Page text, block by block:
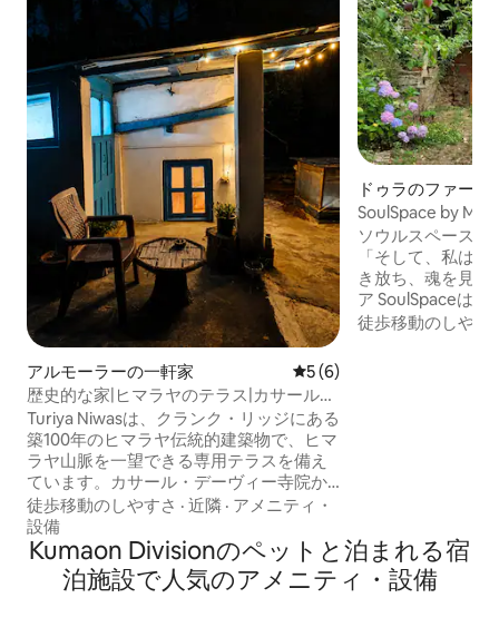
アルモーラーの一軒家 レビュー6件、5つ星中5つ
5 (6)
歴史的な家|ヒマラヤのテラス|カサール・
デヴィ
Turiya Niwasは、クランク・リッジにある
築100年のヒマラヤ伝統的建築物で、ヒマ
ラヤ山脈を一望できる専用テラスを備え
ています。カサール・デーヴィー寺院か
らわずか10分、幹線道路から1分の場所に
あります。かつてはシュニャタ・ババが
住んでおり、シュニャタ・ババはこの家
に「トゥリヤ」という名前を付けまし
た。トゥリヤとは、意識の4番目の状態を
徒歩移動のしやすさ · 近隣 · アメニティ・
設備
ドゥラのファーム
SoulSpace by
プンスタジオ
ソウルスペース：
「そして、私は
き放ち、魂を見つける。」
ア SoulSpaceは、地元の持続可能な資材
を使用して建てら
徒歩移動のしやす
Kumaon Divisionのペットと泊まれる宿
泊施設で人気のアメニティ・設備